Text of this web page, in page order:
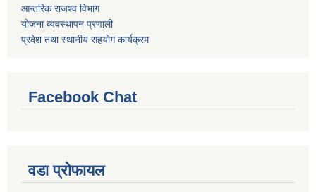
आन्तरिक राजश्व विभाग
योजना व्यवस्थापन प्रणाली
प्रदेश तथा स्थानीय सहयोग कार्यक्रम
Facebook Chat
वडा प्रोफायल